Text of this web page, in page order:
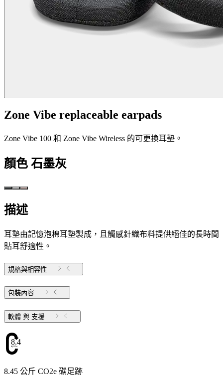
Zone Vibe replaceable earpads
Zone Vibe 100 和 Zone Vibe Wireless 的可更換耳墊。
顏色 石墨灰
描述
耳墊由記憶泡棉耳墊製成，且觸感針織布料提供絕佳的長時間
貼耳舒適性。
規格與相容性
包裝內容
軟體 與 支援
8.45
8.45 公斤 CO2e 碳足跡